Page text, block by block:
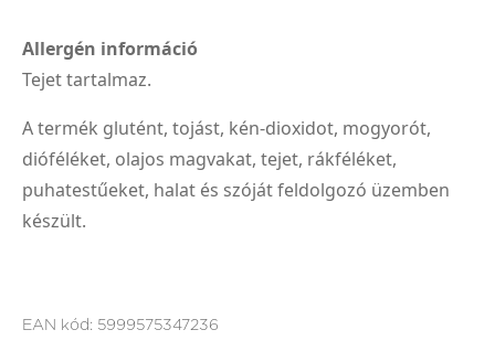
Allergén információ
Tejet tartalmaz.
A termék glutént, tojást, kén-dioxidot, mogyorót,
dióféléket, olajos magvakat, tejet, rákféléket,
puhatestűeket, halat és szóját feldolgozó üzemben
készült.
EAN kód: 5999575347236